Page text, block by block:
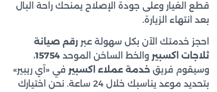
قطع الغيار وعلى جودة الإصلاح يمنحك راحة البال
بعد انتهاء الزيارة.
احجز خدمتك الآن بكل سهولة عبر رقم صيانة
ثلاجات اكسبير والخط الساخن الموحد 15754،
وسيقوم فريق خدمة عملاء اكسبير في «آي ريبير»
بتحديد موعد يناسبك خلال 24 ساعة. نحن اختيارك